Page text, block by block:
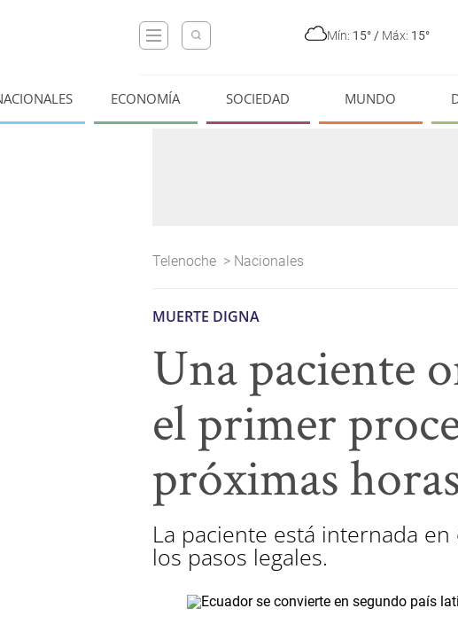
Mín: 15° / Máx: 15°
ECONOMÍA SOCIEDAD MUNDO
Telenoche > Nacionales
MUERTE DIGNA
Una paciente
el primer
próximas
La paciente está internada
los pasos legales.